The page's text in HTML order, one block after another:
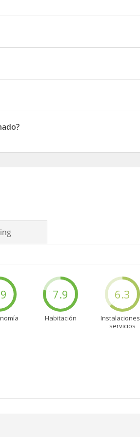
histórico y cultural deSalzburgo:
central de trenes y, por
7.9
Habitación
6.3
servicios